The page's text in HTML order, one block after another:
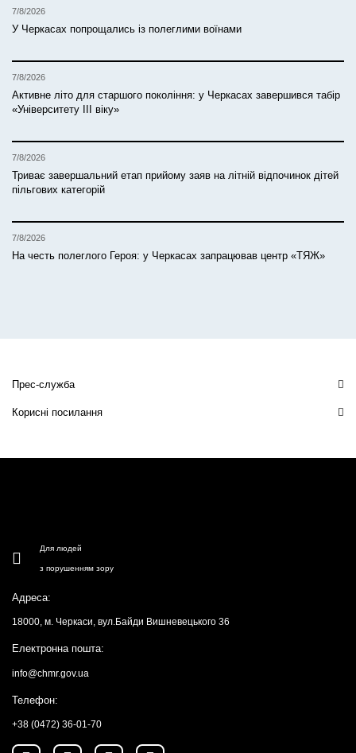
7/8/2026
У Черкасах попрощались із полеглими воїнами
7/8/2026
Активне літо для старшого покоління: у Черкасах завершився табір
«Університету ІІІ віку»
7/8/2026
Триває завершальний етап прийому заяв на літній відпочинок дітей
пільгових категорій
7/8/2026
На честь полеглого Героя: у Черкасах запрацював центр «ТЯЖ»
Прес-служба
Корисні посилання
Для людей
з порушенням зору
Адреса:
18000, м. Черкаси, вул.Байди Вишневецького 36
Електронна пошта:
info@chmr.gov.ua
Телефон:
+38 (0472) 36-01-70